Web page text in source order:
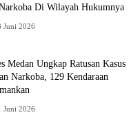
Di Wilayah Hukumnya
Juni 2026
Medan Ungkap Ratusan Kasus
Narkoba, 129 Kendaraan
Juni 2026